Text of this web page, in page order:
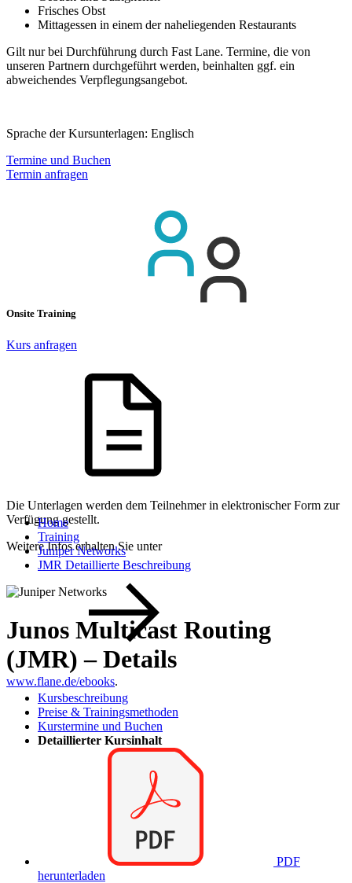
Frisches Obst
Mittagessen in einem der naheliegenden Restaurants
Gilt nur bei Durchführung durch Fast Lane. Termine, die von
unseren Partnern durchgeführt werden, beinhalten ggf. ein
abweichendes Verpflegungsangebot.
Sprache der Kursunterlagen: Englisch
Termine und Buchen
Termin anfragen
Onsite Training
Kurs anfragen
Die Unterlagen werden dem Teilnehmer in elektronischer Form zur
Verfügung gestellt.
Weitere Infos erhalten Sie unter
www.flane.de/ebooks.
Home
Training
Juniper Networks
JMR Detaillierte Beschreibung
Junos Multicast Routing
(JMR) – Details
Kursbeschreibung
Preise & Trainingsmethoden
Kurstermine und Buchen
Detaillierter Kursinhalt
PDF
herunterladen